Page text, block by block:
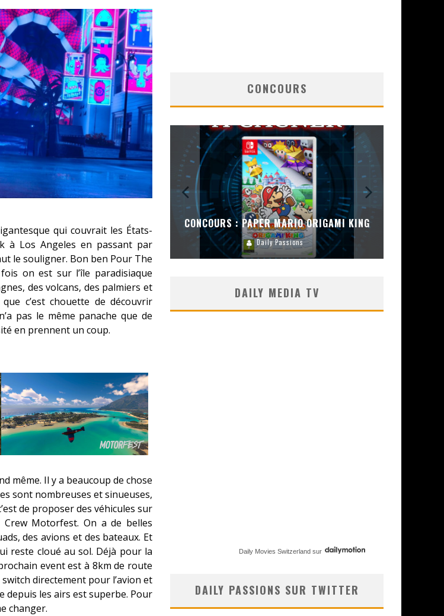
qui couvrait les États-
à Los Angeles en passant par
le souligner. Bon ben Pour The
on est sur l’île paradisiaque
des volcans, des palmiers et
c’est chouette de découvrir
pas le même panache que de
en prennent un coup.
même. Il y a beaucoup de chose
sont nombreuses et sinueuses,
de proposer des véhicules sur
Motorfest. On a de belles
des avions et des bateaux. Et
reste cloué au sol. Déjà pour la
event est à 8km de route
directement pour l’avion et
depuis les airs est superbe. Pour
changer.
CONCOURS
: PAPER MARIO ORIGAMI KING
Daily Passions
CONCOURS : DREAMS SUR PS4
Carlos Mühlig
DAILY MEDIA TV
Daily Movies Switzerland sur
DAILY PASSIONS SUR TWITTER